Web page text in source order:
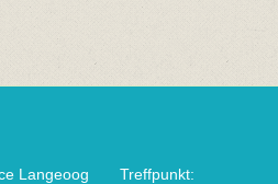
Langeoog Treffpunkt: